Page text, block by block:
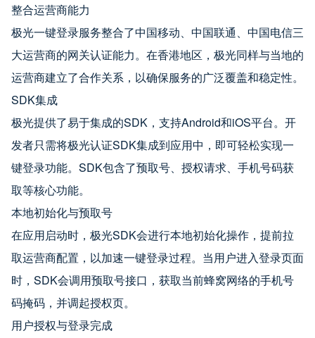
整合运营商能力
极光一键登录服务整合了中国移动、中国联通、中国电信三
大运营商的网关认证能力。在香港地区，极光同样与当地的
运营商建立了合作关系，以确保服务的广泛覆盖和稳定性。
SDK集成
极光提供了易于集成的SDK，支持Android和iOS平台。开
发者只需将极光认证SDK集成到应用中，即可轻松实现一
键登录功能。SDK包含了预取号、授权请求、手机号码获
取等核心功能。
本地初始化与预取号
在应用启动时，极光SDK会进行本地初始化操作，提前拉
取运营商配置，以加速一键登录过程。当用户进入登录页面
时，SDK会调用预取号接口，获取当前蜂窝网络的手机号
码掩码，并调起授权页。
用户授权与登录完成